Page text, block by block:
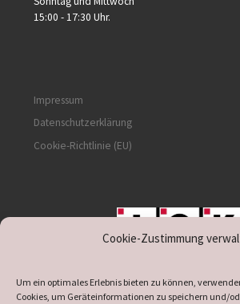
Cookie-Zustimmung
Um ein optimales Erlebnis bieten zu können,
Cookies, um Geräteinformationen zu speichern und/
15:00 - 17:30 Uhr.
Impressum
Datenschutzerklärung
Cookie-Richtlinie (EU)